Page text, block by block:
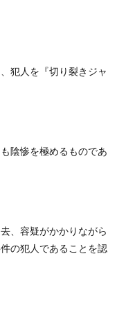
犯人を『切り裂きジャ
陰惨を極めるものであ
、容疑がかかりながら
の犯人であることを認